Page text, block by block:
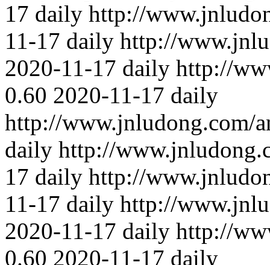
17 daily http://
11-17 daily http://
2020-11-17 daily http://
0.60 2020-11-17 daily
http://www.jnludong.com/
daily http://
17 daily http://
11-17 daily http://
2020-11-17 daily http://
0.60 2020-11-17 daily